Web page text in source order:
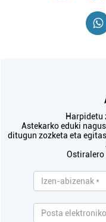
Harpidetu
Astekarko eduki
ditugun zozketa eta
Ostiralero